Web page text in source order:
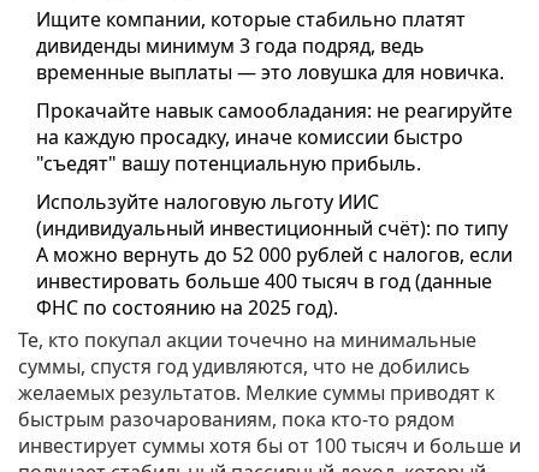
Ищите компании, которые стабильно платят
дивиденды минимум 3 года подряд, ведь
временные выплаты — это ловушка для новичка.
Прокачайте навык самообладания: не реагируйте
на каждую просадку, иначе комиссии быстро
"съедят" вашу потенциальную прибыль.
Используйте налоговую льготу ИИС
(индивидуальный инвестиционный счёт): по типу
А можно вернуть до 52 000 рублей с налогов, если
инвестировать больше 400 тысяч в год (данные
ФНС по состоянию на 2025 год).
Те, кто покупал акции точечно на минимальные
суммы, спустя год удивляются, что не добились
желаемых результатов. Мелкие суммы приводят к
быстрым разочарованиям, пока кто-то рядом
инвестирует суммы хотя бы от 100 тысяч и больше и